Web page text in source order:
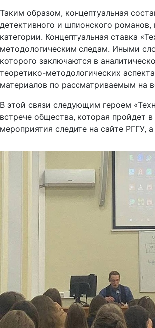
Таким образом, концептуальная
детективного и шпионского
категории. Концептуальная ставка
методологическим следам. Иными
которого заключаются в
теоретико-методологических
материалов по рассматриваемым на
В этой связи следующим героем
встрече общества, которая пройдет
мероприятия следите на сайте РГГУ,